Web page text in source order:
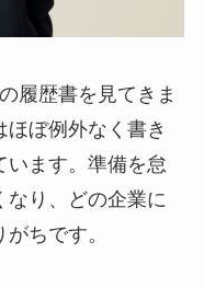
履歴書を見てきま
ほぼ例外なく書き
います。準備を怠
なり、どの企業に
ちです。